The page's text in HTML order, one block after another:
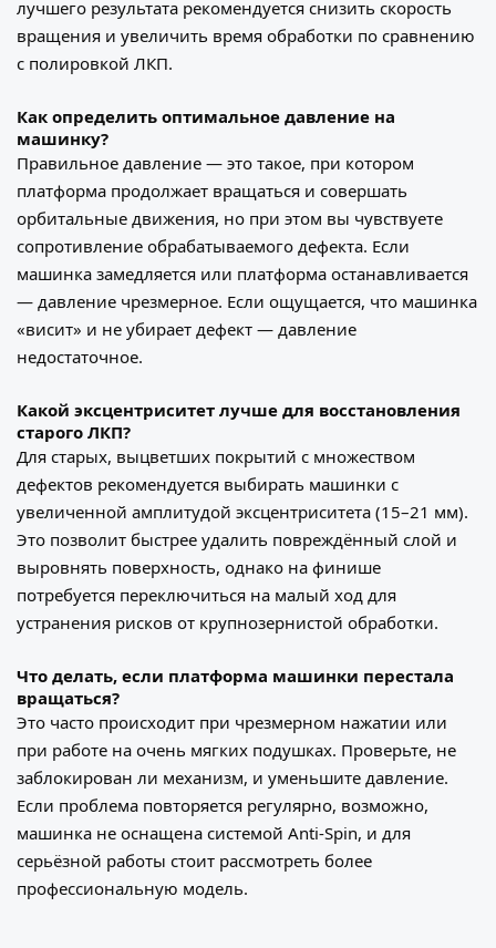
лучшего результата рекомендуется снизить скорость
вращения и увеличить время обработки по сравнению
с полировкой ЛКП.
Как определить оптимальное давление на
машинку?
Правильное давление — это такое, при котором
платформа продолжает вращаться и совершать
орбитальные движения, но при этом вы чувствуете
сопротивление обрабатываемого дефекта. Если
машинка замедляется или платформа останавливается
— давление чрезмерное. Если ощущается, что машинка
«висит» и не убирает дефект — давление
недостаточное.
Какой эксцентриситет лучше для восстановления
старого ЛКП?
Для старых, выцветших покрытий с множеством
дефектов рекомендуется выбирать машинки с
увеличенной амплитудой эксцентриситета (15–21 мм).
Это позволит быстрее удалить повреждённый слой и
выровнять поверхность, однако на финише
потребуется переключиться на малый ход для
устранения рисков от крупнозернистой обработки.
Что делать, если платформа машинки перестала
вращаться?
Это часто происходит при чрезмерном нажатии или
при работе на очень мягких подушках. Проверьте, не
заблокирован ли механизм, и уменьшите давление.
Если проблема повторяется регулярно, возможно,
машинка не оснащена системой Anti-Spin, и для
серьёзной работы стоит рассмотреть более
профессиональную модель.